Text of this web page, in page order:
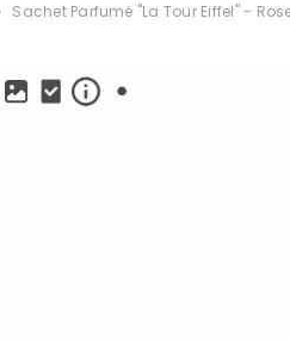
Sachet Parfumé "La Tour Eiffel" -